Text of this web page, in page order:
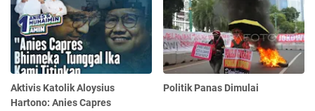
Aktivis Katolik Aloysius
Hartono: Anies Capres
Politik Panas Dimulai